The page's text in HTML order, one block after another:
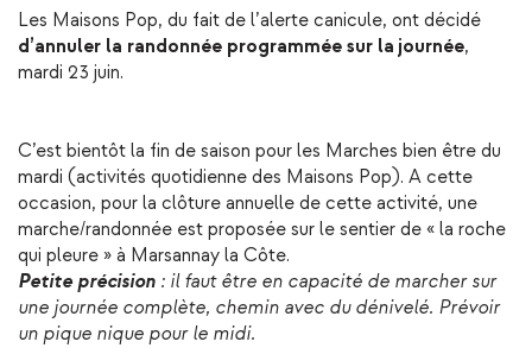
Les Maisons Pop, du fait de l’alerte canicule, ont décidé
d’annuler la randonnée programmée sur la journée,
mardi 23 juin.
C’est bientôt la fin de saison pour les Marches bien être du
mardi (activités quotidienne des Maisons Pop). A cette
occasion, pour la clôture annuelle de cette activité, une
marche/randonnée est proposée sur le sentier de « la roche
qui pleure » à Marsannay la Côte.
Petite précision : il faut être en capacité de marcher sur
une journée complète, chemin avec du dénivelé. Prévoir
un pique nique pour le midi.